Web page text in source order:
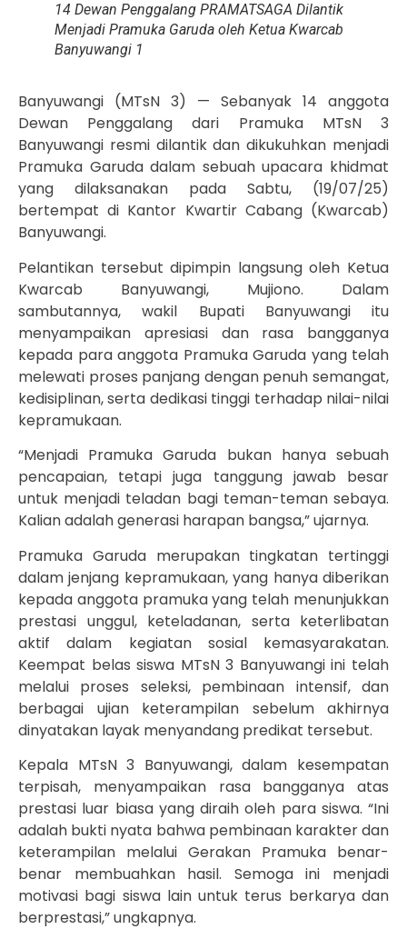
14 Dewan Penggalang PRAMATSAGA Dilantik
Menjadi Pramuka Garuda oleh Ketua Kwarcab
Banyuwangi 1
Banyuwangi (MTsN 3) — Sebanyak 14 anggota
Dewan Penggalang dari Pramuka MTsN 3
Banyuwangi resmi dilantik dan dikukuhkan menjadi
Pramuka Garuda dalam sebuah upacara khidmat
yang dilaksanakan pada Sabtu, (19/07/25)
bertempat di Kantor Kwartir Cabang (Kwarcab)
Banyuwangi.
Pelantikan tersebut dipimpin langsung oleh Ketua
Kwarcab Banyuwangi, Mujiono. Dalam
sambutannya, wakil Bupati Banyuwangi itu
menyampaikan apresiasi dan rasa bangganya
kepada para anggota Pramuka Garuda yang telah
melewati proses panjang dengan penuh semangat,
kedisiplinan, serta dedikasi tinggi terhadap nilai-nilai
kepramukaan.
“Menjadi Pramuka Garuda bukan hanya sebuah
pencapaian, tetapi juga tanggung jawab besar
untuk menjadi teladan bagi teman-teman sebaya.
Kalian adalah generasi harapan bangsa,” ujarnya.
Pramuka Garuda merupakan tingkatan tertinggi
dalam jenjang kepramukaan, yang hanya diberikan
kepada anggota pramuka yang telah menunjukkan
prestasi unggul, keteladanan, serta keterlibatan
aktif dalam kegiatan sosial kemasyarakatan.
Keempat belas siswa MTsN 3 Banyuwangi ini telah
melalui proses seleksi, pembinaan intensif, dan
berbagai ujian keterampilan sebelum akhirnya
dinyatakan layak menyandang predikat tersebut.
Kepala MTsN 3 Banyuwangi, dalam kesempatan
terpisah, menyampaikan rasa bangganya atas
prestasi luar biasa yang diraih oleh para siswa. “Ini
adalah bukti nyata bahwa pembinaan karakter dan
keterampilan melalui Gerakan Pramuka benar-
benar membuahkan hasil. Semoga ini menjadi
motivasi bagi siswa lain untuk terus berkarya dan
berprestasi,” ungkapnya.